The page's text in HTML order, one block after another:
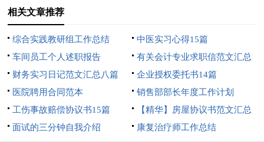
相关文章推荐
综合实践教研组工作总结
中医实习心得15篇
车间员工个人述职报告
有关会计专业求职信范文汇总
10篇
财务实习日记范文汇总八篇
企业授权委托书14篇
医院聘用合同范本
销售部部长年度工作计划
工伤事故赔偿协议书15篇
【精华】房屋协议书范文汇总
6篇
面试的三分钟自我介绍 康复治疗师工作总结